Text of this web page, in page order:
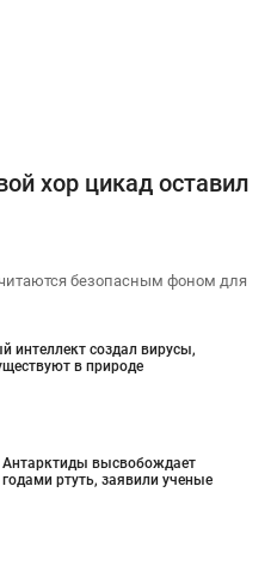
хор цикад оставил
безопасным фоном для
интеллект создал вирусы,
в природе
Антарктиды высвобождает
ртуть, заявили ученые